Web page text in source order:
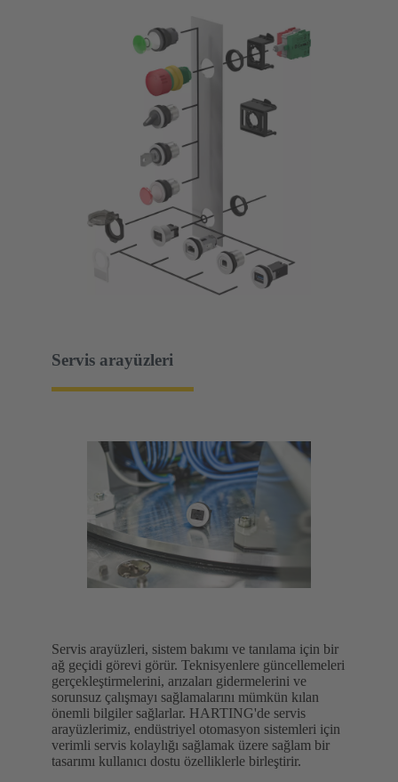
Servis arayüzleri
Servis arayüzleri, sistem bakımı ve tanılama için bir
ağ geçidi görevi görür. Teknisyenlere güncellemeleri
gerçekleştirmelerini, arızaları gidermelerini ve
sorunsuz çalışmayı sağlamalarını mümkün kılan
önemli bilgiler sağlarlar. HARTING'de servis
arayüzlerimiz, endüstriyel otomasyon sistemleri için
verimli servis kolaylığı sağlamak üzere sağlam bir
tasarımı kullanıcı dostu özelliklerle birleştirir.